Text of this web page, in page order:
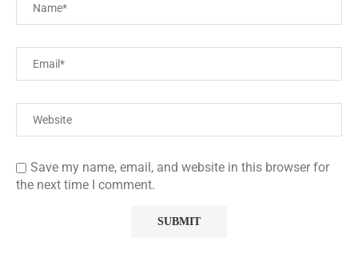
Save my name, email, and website in this browser for
the next time I comment.